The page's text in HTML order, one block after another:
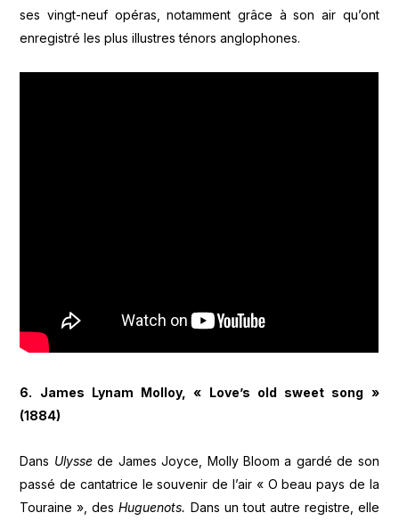
ses vingt-neuf opéras, notamment grâce à son air qu’ont
enregistré les plus illustres ténors anglophones.
6. James Lynam Molloy, « Love’s old sweet song »
(1884)
Dans Ulyssede James Joyce, Molly Bloom a gardé de son
passé de cantatrice le souvenir de l’air « O beau pays de la
Touraine », desHuguenots. Dans un tout autre registre, elle